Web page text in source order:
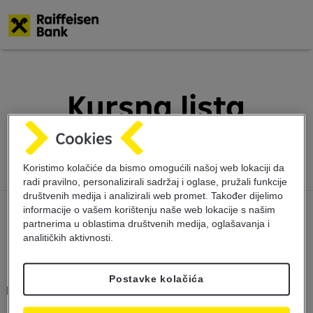
Kursna lista
6.1.2024
Kursna lista
Koristimo kolačiće da bismo omogućili našoj web lokaciji da
radi pravilno, personalizirali sadržaj i oglase, pružali funkcije
društvenih medija i analizirali web promet. Također dijelimo
informacije o vašem korištenju naše web lokacije s našim
partnerima u oblastima društvenih medija, oglašavanja i
analitičkih aktivnosti.
Postavke kolačića